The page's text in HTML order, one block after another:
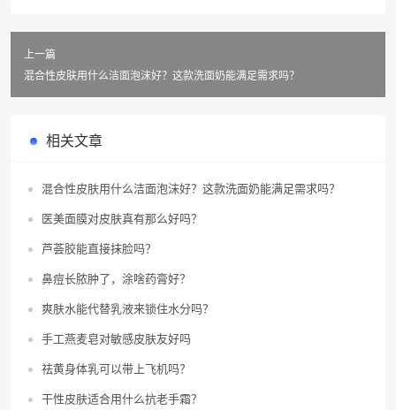
上一篇
混合性皮肤用什么洁面泡沫好？这款洗面奶能满足需求吗？
相关文章
混合性皮肤用什么洁面泡沫好？这款洗面奶能满足需求吗？
医美面膜对皮肤真有那么好吗？
芦荟胶能直接抹脸吗？
鼻痘长脓肿了，涂啥药膏好？
爽肤水能代替乳液来锁住水分吗？
手工燕麦皂对敏感皮肤友好吗
祛黄身体乳可以带上飞机吗？
干性皮肤适合用什么抗老手霜？